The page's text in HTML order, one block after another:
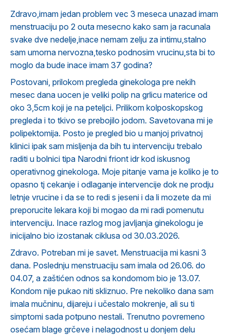
Zdravo,imam jedan problem vec 3 meseca unazad imam
menstruaciju po 2 outa mesecno kako sam ja racunala
svake dve nedelje,inace nemam zelju za intimu,stalno
sam umorna nervozna,tesko podnosim vrucinu,sta bi to
moglo da bude inace imam 37 godina?
Postovani, prilokom pregleda ginekologa pre nekih
mesec dana uocen je veliki polip na grlicu materice od
oko 3,5cm koji je na peteljci. Prilikom kolposkopskog
pregleda i to tkivo se prebojilo jodom. Savetovana mi je
polipektomija. Posto je pregled bio u manjoj privatnoj
klinici ipak sam misljenja da bih tu intervenciju trebalo
raditi u bolnici tipa Narodni friont idr kod iskusnog
operativnog ginekologa. Moje pitanje vama je koliko je to
opasno tj cekanje i odlaganje intervencije dok ne prodju
letnje vrucine i da se to redi s jeseni i da li mozete da mi
preporucite lekara koji bi mogao da mi radi pomenutu
intervenciju. Inace razlog mog javljanja ginekologu je
inicijalno bio izostanak ciklusa od 30.03.2026.
Zdravo. Potreban mi je savet. Menstruacija mi kasni 3
dana. Poslednju menstruaciju sam imala od 26.06. do
04.07, a zaštićen odnos sa kondomom bio je 13.07.
Kondom nije pukao niti skliznuo. Pre nekoliko dana sam
imala mučninu, dijareju i učestalo mokrenje, ali su ti
simptomi sada potpuno nestali. Trenutno povremeno
osećam blage grčeve i nelagodnost u donjem delu